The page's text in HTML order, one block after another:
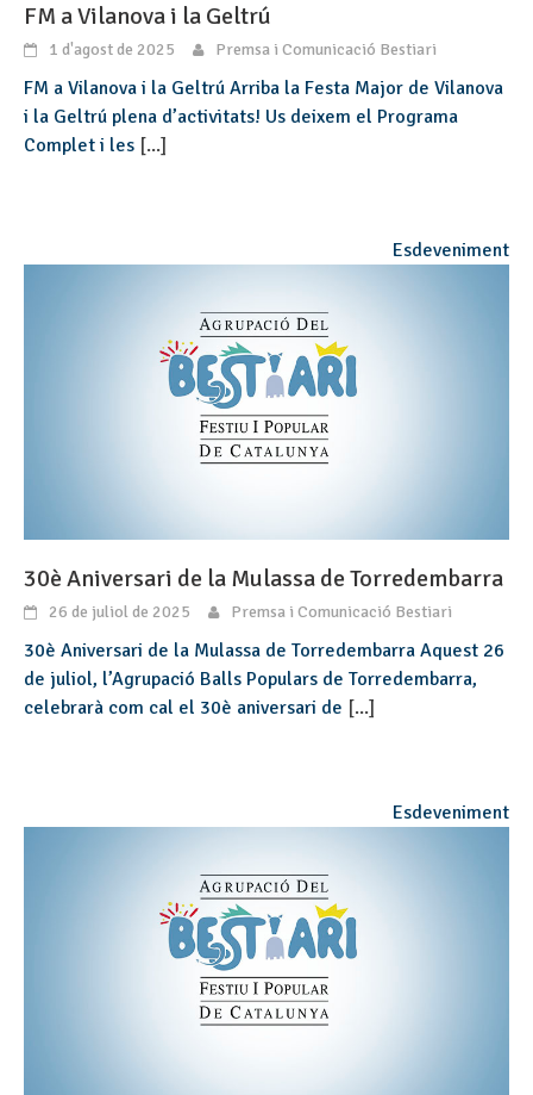
FM a Vilanova i la Geltrú
1 d'agost de 2025 Premsa i Comunicació Bestiari
FM a Vilanova i la Geltrú Arriba la Festa Major de Vilanova
i la Geltrú plena d’activitats! Us deixem el Programa
Complet i les [...]
Esdeveniment
30è Aniversari de la Mulassa de Torredembarra
26 de juliol de 2025 Premsa i Comunicació Bestiari
30è Aniversari de la Mulassa de Torredembarra Aquest 26
de juliol, l’Agrupació Balls Populars de Torredembarra,
celebrarà com cal el 30è aniversari de [...]
Esdeveniment